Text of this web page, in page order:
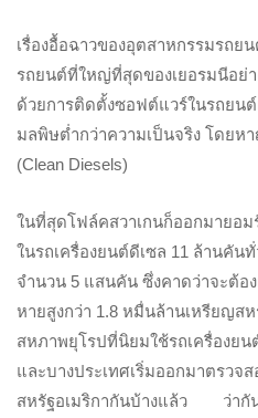
เรื่องอื้อฉาวของอุตสาหกรรมรถ
รถยนต์ที่ใหญ่ที่สุดของเยอรมนีอย่
ด้วยการติดตั้งซอฟต์แวร์ในรถยนต์
มลพิษต่ำกว่าความเป็นจริง โดยห
(Clean Diesels)
ในที่สุดโฟล์คสวาเกนก็ออกมายอ
ในรถเครื่องยนต์ดีเซล 11 ล้านคัน
จำนวน 5 แสนคัน ซึ่งคาดว่าจะต้อ
หายสูงกว่า 1.8 หมื่นล้านเหรียญส
สหภาพยุโรปที่นิยมใช้รถเครื่องยน
และบางประเทศเริ่มออกมาตรว
สหรัฐอเมริกากันบ้างแล้ว ว่ากัน